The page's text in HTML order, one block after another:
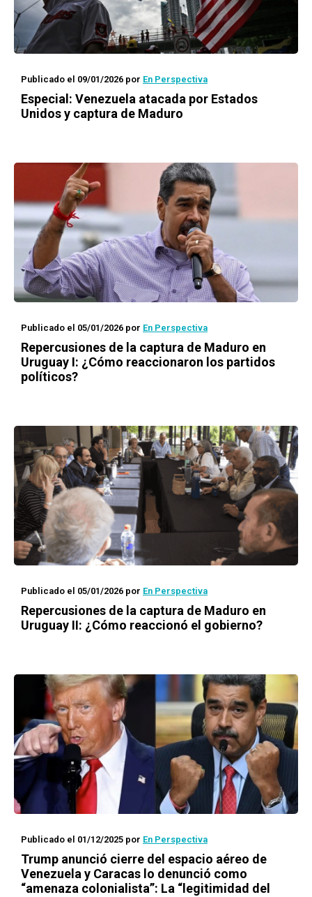
Publicado el 09/01/2026 por En Perspectiva
Especial: Venezuela atacada por Estados
Unidos y captura de Maduro
Publicado el 05/01/2026 por En Perspectiva
Repercusiones de la captura de Maduro en
Uruguay I: ¿Cómo reaccionaron los partidos
políticos?
Publicado el 05/01/2026 por En Perspectiva
Repercusiones de la captura de Maduro en
Uruguay II: ¿Cómo reaccionó el gobierno?
Publicado el 01/12/2025 por En Perspectiva
Trump anunció cierre del espacio aéreo de
Venezuela y Caracas lo denunció como
“amenaza colonialista”: La “legitimidad del